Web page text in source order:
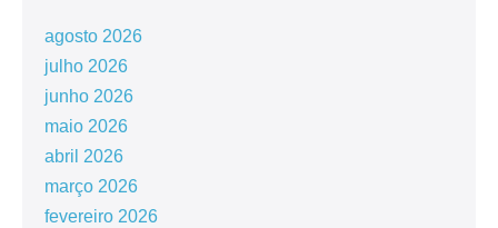
agosto 2026
julho 2026
junho 2026
maio 2026
abril 2026
março 2026
fevereiro 2026